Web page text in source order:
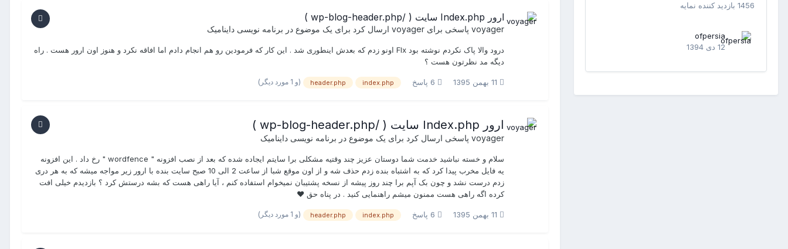
1456 بازدید کننده نمایه
ofpersia
12 دی 1394
ارور Index.php سایت ( /wp-blog-header.php )
voyager پاسخی برای voyager ارسال کرد برای یک موضوع در برنامه نویسی داینامیک
درود والا پاک نکردم نوشته بود FIx اونو زدم که بعدش اینطوری شد . این کار که فرمودین رو هم انجام دادم اما افاقه نکرد و هنوز اون ارور هست . راه
دیگه مد نظرتون هست ؟
11 بهمن 1395 index.php
header.php (و 1 مورد دیگر)
ارور Index.php سایت ( /wp-blog-header.php )
voyager پاسخی ارسال کرد برای یک موضوع در برنامه نویسی داینامیک
سلام و خسته نباشید خدمت شما دوستان عزیز چند وقتیه مشکلی برا سایتم ایجاده شده که بعد از نصب افزونه " wordfence " رخ داد . این افزونه
یه فایل مخرب پیدا کرد که به اشتباه بنده زدم حذف شه و از اون موقع شبا از ساعت 2 الی 10 صبح سایت بنده با ارور زیر مواجه میشه که به هر دری
زدم درست نشد و چون بک آپم برا چند روز پیشه از نسخه پشتیبان نمیخوام استفاده کنم ، آیا راهی هست که بشه درستش کرد ؟ بازدیدم خیلی افت
کرده اگه راهی هست ممنون میشم راهنمایی کنید . در پناه حق ♥
11 بهمن 1395 index.php
header.php (و 1 مورد دیگر)